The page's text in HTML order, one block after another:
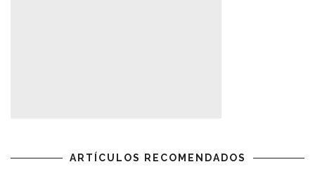
ARTÍCULOS RECOMENDADOS